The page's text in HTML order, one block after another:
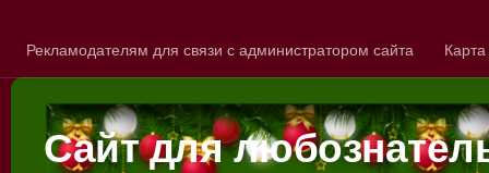
Рекламодателям для связи с администратором сайта
Сайт для